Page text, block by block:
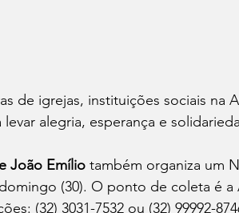
de igrejas, instituições sociais na
alegria, esperança e
João Emílio também organiza um
(30). O ponto de coleta é a
(32) 3031-7532 ou (32) 99992-